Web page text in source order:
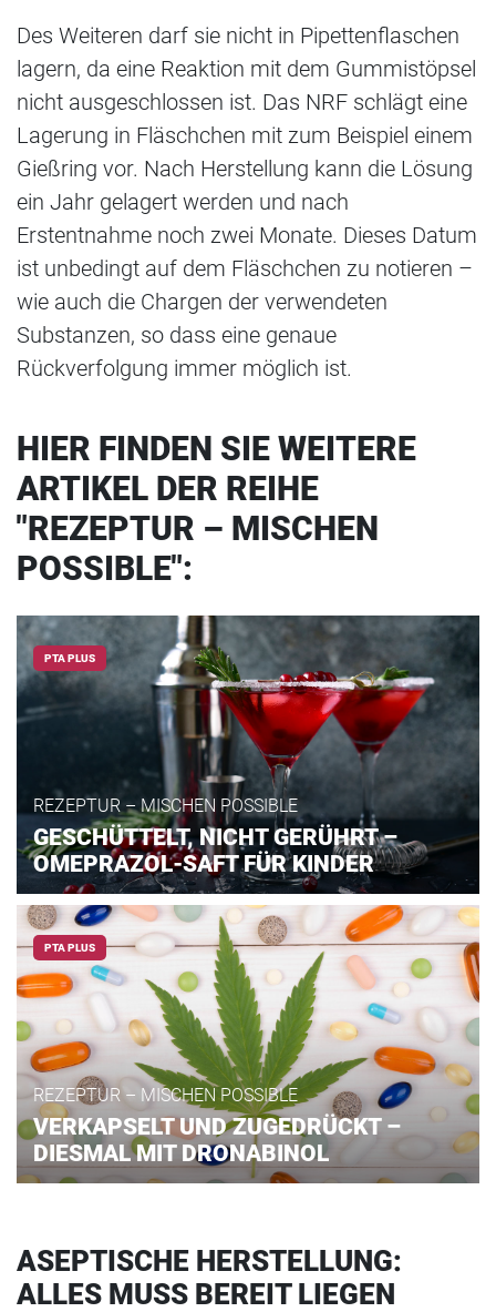
Des Weiteren darf sie nicht in Pipettenflaschen
lagern, da eine Reaktion mit dem Gummistöpsel
nicht ausgeschlossen ist. Das NRF schlägt eine
Lagerung in Fläschchen mit zum Beispiel einem
Gießring vor. Nach Herstellung kann die Lösung
ein Jahr gelagert werden und nach
Erstentnahme noch zwei Monate. Dieses Datum
ist unbedingt auf dem Fläschchen zu notieren –
wie auch die Chargen der verwendeten
Substanzen, so dass eine genaue
Rückverfolgung immer möglich ist.
HIER FINDEN SIE WEITERE
ARTIKEL DER REIHE
"REZEPTUR – MISCHEN
POSSIBLE":
PTA PLUS
REZEPTUR – MISCHEN POSSIBLE
GESCHÜTTELT, NICHT GERÜHRT –
OMEPRAZOL-SAFT FÜR KINDER
PTA PLUS
REZEPTUR – MISCHEN POSSIBLE
VERKAPSELT UND ZUGEDRÜCKT –
DIESMAL MIT DRONABINOL
ASEPTISCHE HERSTELLUNG:
ALLES MUSS BEREIT LIEGEN